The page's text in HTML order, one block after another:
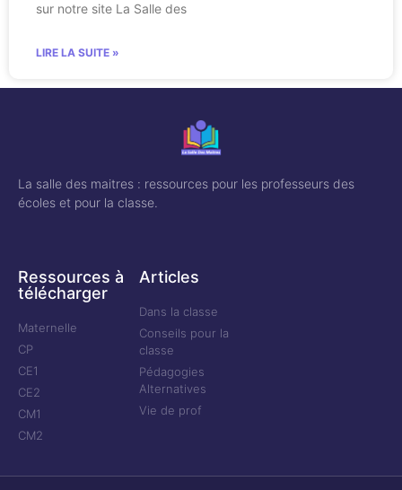
sur notre site La Salle des
LIRE LA SUITE »
La salle des maitres : ressources pour les professeurs des
écoles et pour la classe.
Ressources à
télécharger
Maternelle
CP
CE1
CE2
CM1
CM2
Articles
Dans la classe
Conseils pour la
classe
Pédagogies
Alternatives
Vie de prof